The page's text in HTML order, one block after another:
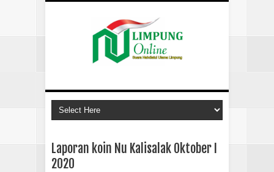
Laporan koin Nu Kalisalak Oktober I
2020